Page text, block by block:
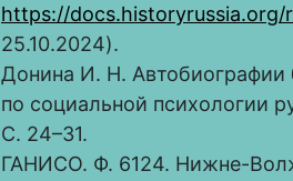
https://docs.historyrussia.org/
25.10.2024).
Донина И. Н. Автобиографии
по социальной психологии
С. 24–31.
ГАНИСО. Ф. 6124. Нижне-